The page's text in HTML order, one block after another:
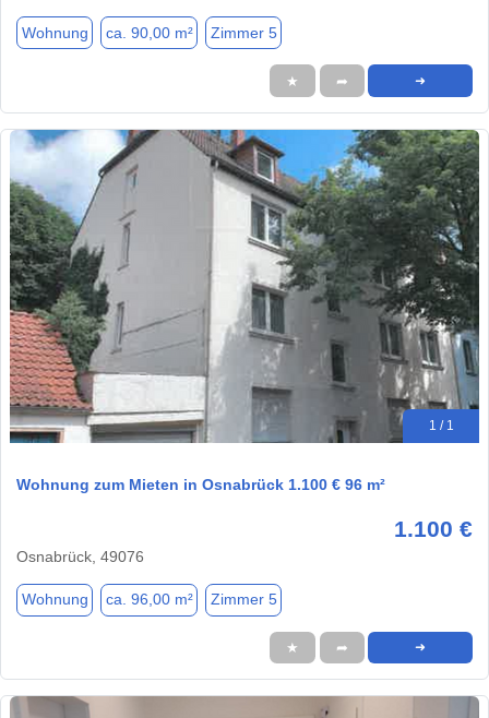
Wohnung ca. 90,00 m² Zimmer 5
★ ➦ ➜
1 / 1
Wohnung zum Mieten in Osnabrück 1.100 € 96 m²
1.100 €
Osnabrück, 49076
Wohnung ca. 96,00 m² Zimmer 5
★ ➦ ➜